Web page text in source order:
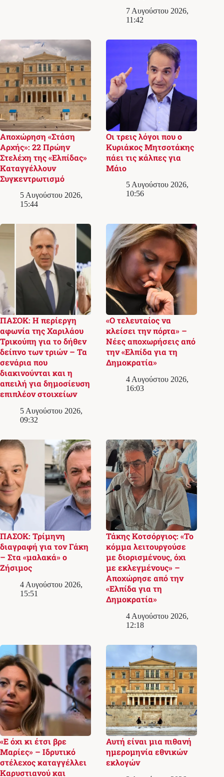
7 Αυγούστου 2026,
11:42
Αποχώρηση «Στάση
Αρχής»: 22 Πρώην
Στελέχη της «Ελπίδας»
Καταγγέλλουν
Συγκεντρωτισμό
5 Αυγούστου 2026,
15:44
Οι τρεις λόγοι που ο
Κυριάκος Μητσοτάκης
πάει τις κάλπες για
Μάιο
5 Αυγούστου 2026,
10:56
ΠΑΣΟΚ: Η περίεργη
αφωνία της Χαριλάου
Τρικούπη για το δήθεν
δείπνο των τριών – Τα
σενάρια που
διακινούνται και η
απειλή για δημοσίευση
επιπλέον στοιχείων
5 Αυγούστου 2026,
09:32
«Ο τελευταίος να
κλείσει την πόρτα» –
Νέες αποχωρήσεις από
την «Ελπίδα για τη
Δημοκρατία»
4 Αυγούστου 2026,
16:03
ΠΑΣΟΚ: Τρίμηνη
διαγραφή για τον Γάκη
– Στα «μαλακά» ο
Ζήσιμος
4 Αυγούστου 2026,
15:51
Τάκης Κοτσόργιος: «Το
κόμμα λειτουργούσε
με διορισμένους, όχι
με εκλεγμένους» –
Αποχώρησε από την
«Ελπίδα για τη
Δημοκρατία»
4 Αυγούστου 2026,
12:18
«Ε όχι κι έτσι βρε
Μαρίες» – Ιδρυτικό
στέλεχος καταγγέλλει
Καρυστιανού και
Αυτή είναι μια πιθανή
ημερομηνία εθνικών
εκλογών